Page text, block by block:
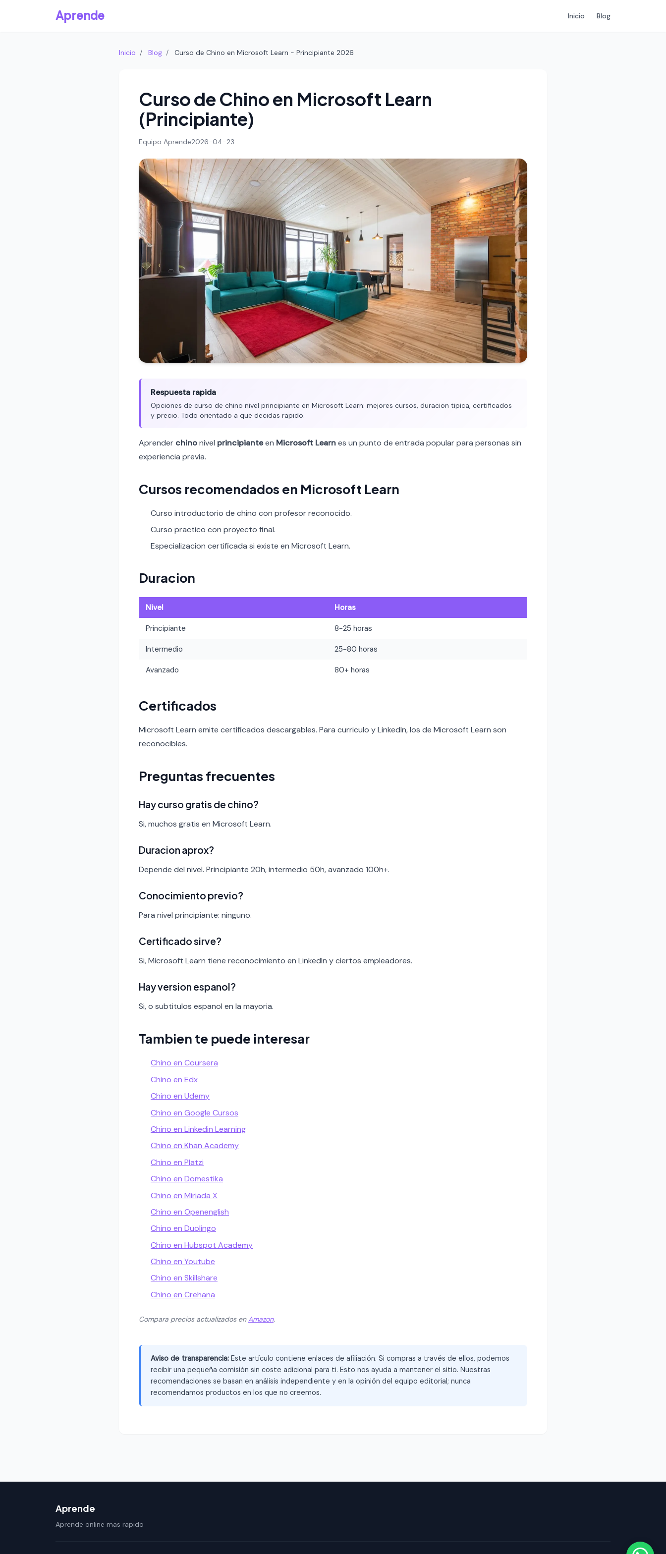
Aprende Inicio Blog
Inicio / Blog / Curso de Chino en Microsoft Learn - Principiante 2026
Curso de Chino en Microsoft Learn
(Principiante)
Equipo Aprende2026-04-23
Respuesta rapida
Opciones de curso de chino nivel principiante en Microsoft Learn: mejores cursos, duracion tipica, certificados
y precio. Todo orientado a que decidas rapido.
Aprender chinonivel principianteen Microsoft Learnes un punto de entrada popular para personas sin
experiencia previa.
Cursos recomendados en Microsoft Learn
Curso introductorio de chino con profesor reconocido.
Curso practico con proyecto final.
Especializacion certificada si existe en Microsoft Learn.
Duracion
Nivel Horas
Principiante 8-25 horas
Intermedio 25-80 horas
Avanzado 80+ horas
Certificados
Microsoft Learn emite certificados descargables. Para curriculo y LinkedIn, los de Microsoft Learn son
reconocibles.
Preguntas frecuentes
Hay curso gratis de chino?
Si, muchos gratis en Microsoft Learn.
Duracion aprox?
Depende del nivel. Principiante 20h, intermedio 50h, avanzado 100h+.
Conocimiento previo?
Para nivel principiante: ninguno.
Certificado sirve?
Si, Microsoft Learn tiene reconocimiento en LinkedIn y ciertos empleadores.
Hay version espanol?
Si, o subtitulos espanol en la mayoria.
Tambien te puede interesar
Chino en Coursera
Chino en Edx
Chino en Udemy
Chino en Google Cursos
Chino en Linkedin Learning
Chino en Khan Academy
Chino en Platzi
Chino en Domestika
Chino en Miriada X
Chino en Openenglish
Chino en Duolingo
Chino en Hubspot Academy
Chino en Youtube
Chino en Skillshare
Chino en Crehana
Compara precios actualizados enAmazon.
Aviso de transparencia: Este artículo contiene enlaces de afiliación. Si compras a través de ellos, podemos
recibir una pequeña comisión sin coste adicional para ti. Esto nos ayuda a mantener el sitio. Nuestras
recomendaciones se basan en análisis independiente y en la opinión del equipo editorial; nunca
recomendamos productos en los que no creemos.
Aprende
Aprende online mas rapido